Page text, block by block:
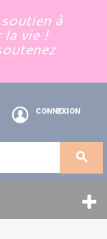
à
la vie !
CONNEXION